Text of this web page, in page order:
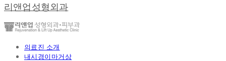
리앤업성형외과
의료진 소개
내시경이마거상